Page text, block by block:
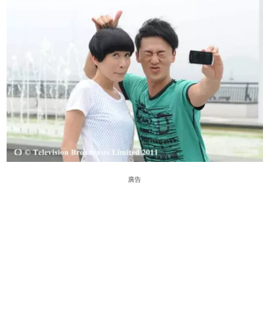
廣告